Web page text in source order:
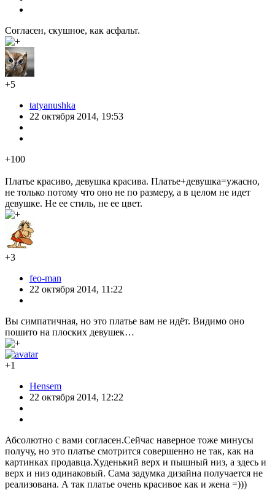
Согласен, скушное, как асфальт.
+5
tatyanushka
22 октября 2014, 19:53
+100
Платье красиво, девушка красива. Платье+девушка=ужасно,
не только потому что оно не по размеру, а в целом не идет
девушке. Не ее стиль, не ее цвет.
+3
feo-man
22 октября 2014, 11:22
Вы симпатичная, но это платье вам не идёт. Видимо оно
пошито на плоских девушек…
+1
Hensem
22 октября 2014, 12:22
Абсолютно с вами согласен.Сейчас наверное тоже минусы
получу, но это платье смотрится совершенно не так, как на
картинках продавца.Худенький верх и пышный низ, а здесь и
верх и низ одинаковый. Сама задумка дизайна получается не
реализована. А так платье очень красивое как и жена =)))